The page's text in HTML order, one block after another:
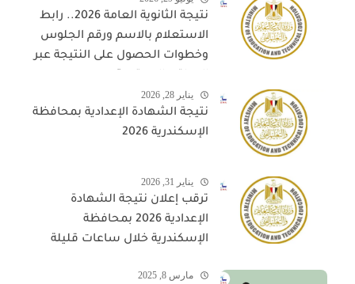
نتيجة الثانوية العامة 2026.. رابط
الاستعلام بالاسم ورقم الجلوس
وخطوات الحصول على النتيجة عبر
يناير 28, 2026
نتيجة الشهادة الإعدادية بمحافظة
الإسكندرية 2026
يناير 31, 2026
ترقب إعلان نتيجة الشهادة
الإعدادية 2026 بمحافظة
الإسكندرية خلال ساعات قليلة
مارس 8, 2025